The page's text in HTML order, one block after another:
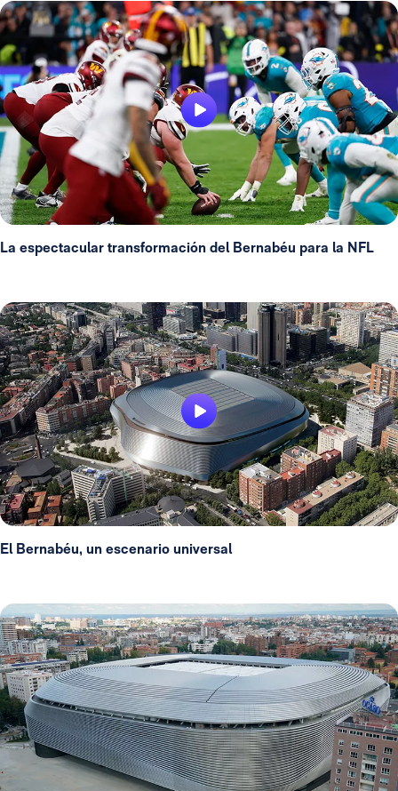
La espectacular transformación del Bernabéu para la NFL
El Bernabéu, un escenario universal